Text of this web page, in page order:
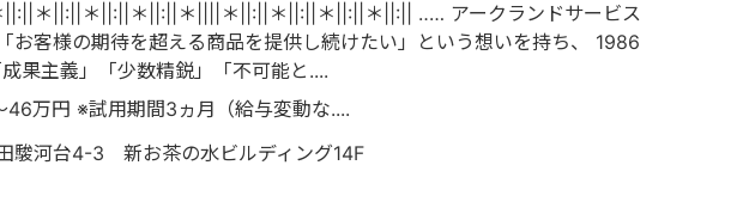
||:||＊||:||＊||:||＊||:||＊||||＊||:||＊||:||＊||:||＊||:|| ‥… アークランドサービス
お客様の期待を超える商品を提供し続けたい」という想いを持ち、 1986
果主義」「少数精鋭」「不可能と....
万円 ※試用期間3ヵ月（給与変動な....
駿河台4-3 新お茶の水ビルディング14F